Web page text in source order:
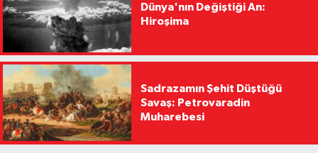
Dünya'nın Değiştiği An:
Hiroşima
Sadrazamın Şehit Düştüğü
Savaş: Petrovaradin
Muharebesi